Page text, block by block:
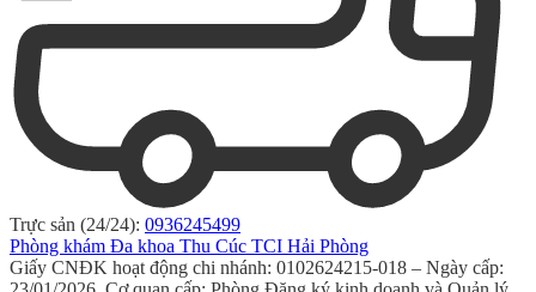
Trực sản (24/24): 0936245499
Phòng khám Đa khoa Thu Cúc TCI Hải Phòng
Giấy CNĐK hoạt động chi nhánh: 0102624215-018 – Ngày cấp: